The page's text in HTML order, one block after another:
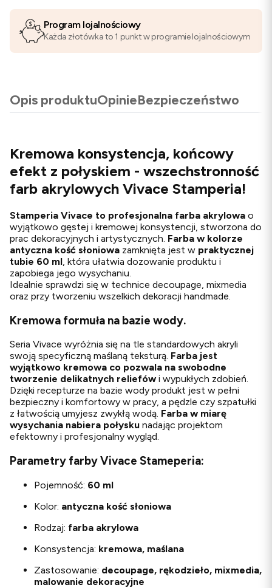
Program lojalnościowy
Każda złotówka to 1 punkt w programie lojalnościowym
Opis produktuOpinieBezpieczeństwo
Kremowa konsystencja, końcowy
efekt z połyskiem - wszechstronność
farb akrylowych Vivace Stamperia!
Stamperia Vivace to profesjonalna farba akrylowa o
wyjątkowo gęstej i kremowej konsystencji, stworzona do
prac dekoracyjnych i artystycznych. Farba w kolorze
antyczna kość słoniowa zamknięta jest w praktycznej
tubie 60 ml, która ułatwia dozowanie produktu i
zapobiega jego wysychaniu.
Idealnie sprawdzi się w technice decoupage, mixmedia
oraz przy tworzeniu wszelkich dekoracji handmade.
Kremowa formuła na bazie wody.
Seria Vivace wyróżnia się na tle standardowych akryli
swoją specyficzną maślaną teksturą. Farba jest
wyjątkowo kremowa co pozwala na swobodne
tworzenie delikatnych reliefów i wypukłych zdobień.
Dzięki recepturze na bazie wody produkt jest w pełni
bezpieczny i komfortowy w pracy, a pędzle czy szpatułki
z łatwością umyjesz zwykłą wodą. Farba w miarę
wysychania nabiera połysku nadając projektom
efektowny i profesjonalny wygląd.
Parametry farby Vivace Stameperia:
Pojemność: 60 ml
Kolor: antyczna kość słoniowa
Rodzaj: farba akrylowa
Konsystencja: kremowa, maślana
Zastosowanie: decoupage, rękodzieło, mixmedia,
malowanie dekoracyjne